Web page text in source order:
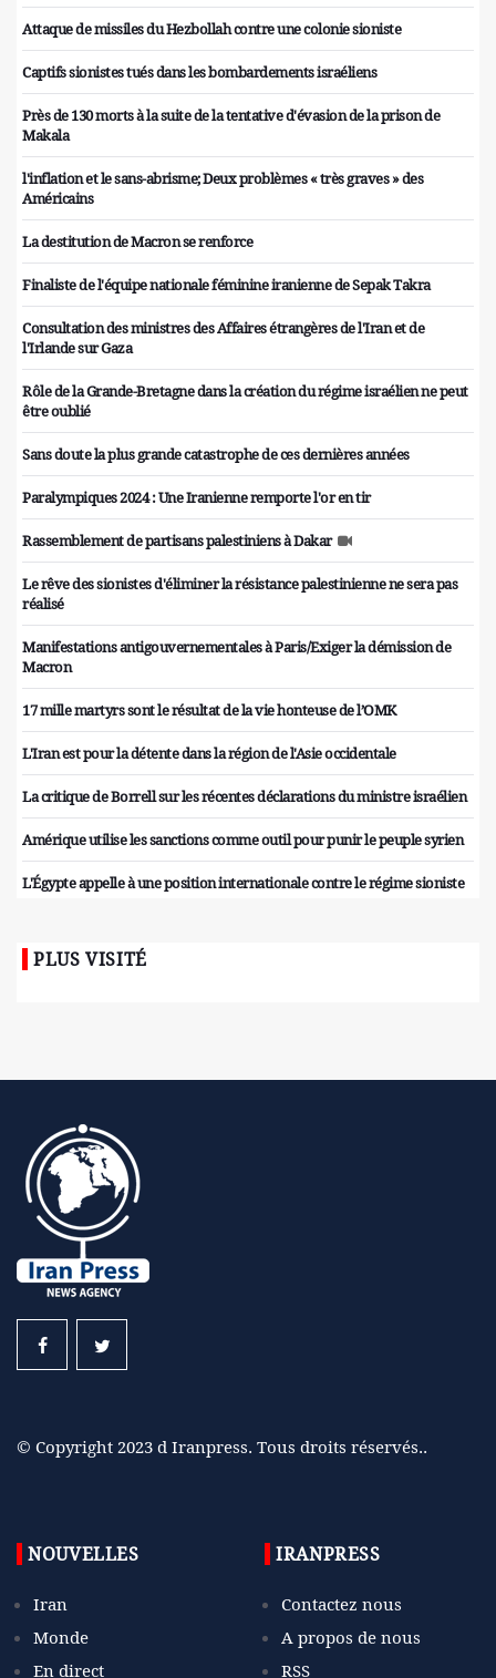
Attaque de missiles du Hezbollah contre une colonie sioniste
Captifs sionistes tués dans les bombardements israéliens
Près de 130 morts à la suite de la tentative d'évasion de la prison de
Makala
l'inflation et le sans-abrisme; Deux problèmes « très graves » des
Américains
La destitution de Macron se renforce
Finaliste de l'équipe nationale féminine iranienne de Sepak Takra
Consultation des ministres des Affaires étrangères de l'Iran et de
l'Irlande sur Gaza
Rôle de la Grande-Bretagne dans la création du régime israélien ne peut
être oublié
Sans doute la plus grande catastrophe de ces dernières années
Paralympiques 2024 : Une Iranienne remporte l'or en tir
Rassemblement de partisans palestiniens à Dakar
Le rêve des sionistes d'éliminer la résistance palestinienne ne sera pas
réalisé
Manifestations antigouvernementales à Paris/Exiger la démission de
Macron
17 mille martyrs sont le résultat de la vie honteuse de l’OMK
L'Iran est pour la détente dans la région de l'Asie occidentale
La critique de Borrell sur les récentes déclarations du ministre israélien
Amérique utilise les sanctions comme outil pour punir le peuple syrien
L'Égypte appelle à une position internationale contre le régime sioniste
PLUS VISITÉ
© Copyright 2023 d Iranpress. Tous droits réservés..
NOUVELLES
Iran
Monde
En direct
IRANPRESS
Contactez nous
A propos de nous
RSS